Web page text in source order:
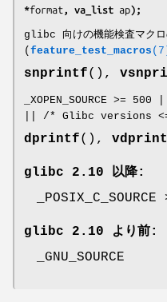
*format , va_list ap);
glibc 向けの機能検査マクロ
( feature_test_macros
snprintf(),
_XOPEN_SOURCE >=
|| /* Glibc versions <=
dprintf(),
glibc 2.10 以降:
glibc 2.10 より前:
_GNU_SOURCE